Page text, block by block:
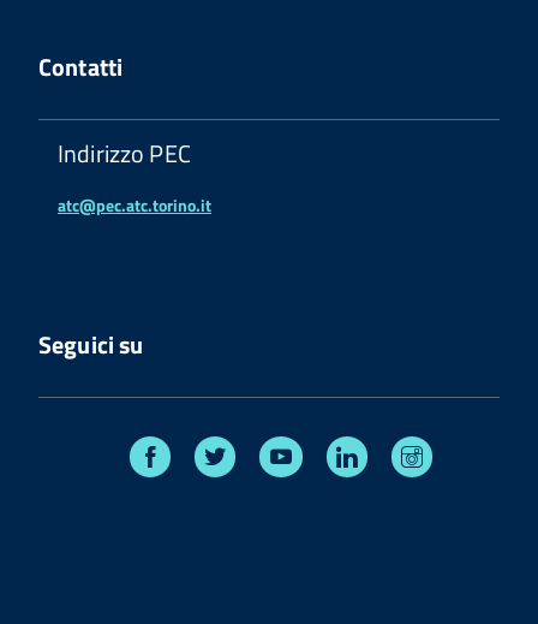
Contatti
Indirizzo PEC
atc@pec.atc.torino.it
Seguici su
Facebook Twitter Youtube Linkedin